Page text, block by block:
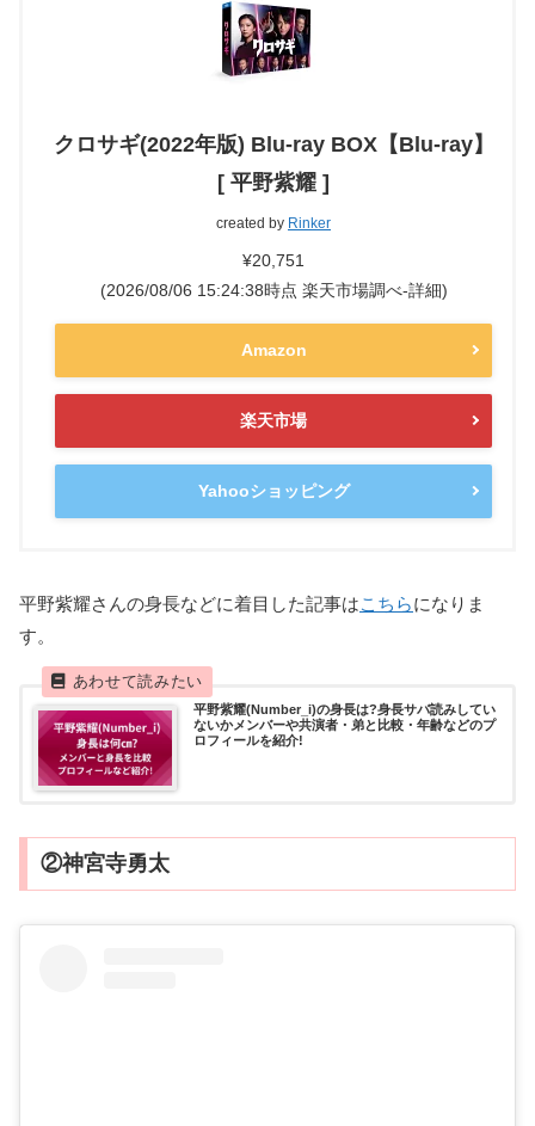
クロサギ(2022年版) Blu-ray BOX【Blu-ray】
[ 平野紫耀 ]
created by Rinker
¥20,751
(2026/08/06 15:24:38時点 楽天市場調べ-詳細)
Amazon
楽天市場
Yahooショッピング
平野紫耀さんの身長などに着目した記事はこちらになりま
す。
平野紫耀(Number_i)の身長は?身長サバ読みしてい
ないかメンバーや共演者・弟と比較・年齢などのプ
ロフィールを紹介!
②神宮寺勇太